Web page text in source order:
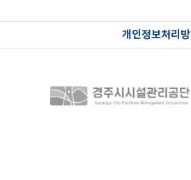
개인정보처리